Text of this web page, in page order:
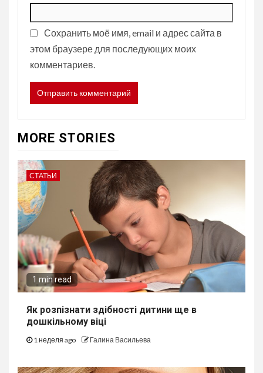
Сохранить моё имя, email и адрес сайта в
этом браузере для последующих моих
комментариев.
MORE STORIES
СТАТЬИ
1 min read
Як розпізнати здібності дитини ще в
дошкільному віці
1 неделя ago Галина Васильева